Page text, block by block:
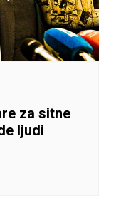
za sitne
ljudi